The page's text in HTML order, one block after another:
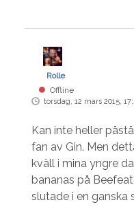
Rolle
Offline
torsdag, 12 mars 2015,
Kan inte heller
fan av Gin. Men
kväll i mina yngre
bananas på
slutade i en ganska